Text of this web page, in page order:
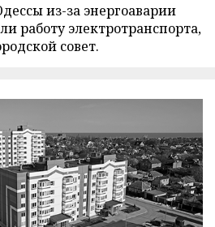
из-за энергоаварии
работу электротранспорта,
совет.